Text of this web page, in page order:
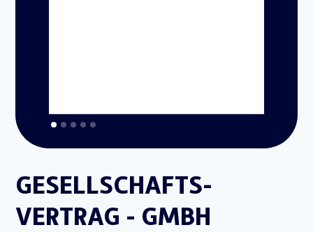
GESELLSCHAFTS­
VERTRAG - GMBH